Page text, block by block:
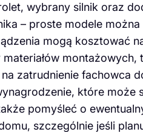
wybrany silnik oraz
– proste modele
mogą kosztować
zatrudnienie fachowca
które może
pomyśleć o
szczególnie jeśli